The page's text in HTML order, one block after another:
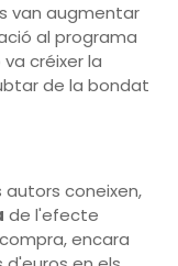
van augmentar
al programa
créixer la
de la bondat
autors coneixen,
de l'efecte
encara